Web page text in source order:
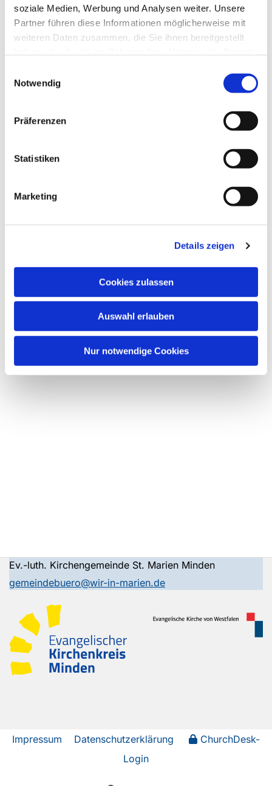
soziale Medien, Werbung und Analysen weiter. Unsere
Partner führen diese Informationen möglicherweise mit
weiteren Daten zusammen, die Sie ihnen bereitgestellt
Notwendig
Präferenzen
Statistiken
Marketing
Details zeigen
Cookies zulassen
Auswahl erlauben
Nur notwendige Cookies
Ev.-luth. Kirchengemeinde St. Marien Minden
gemeindebuero@wir-in-marien.de
Impressum Datenschutzerklärung
ChurchDesk-
Login